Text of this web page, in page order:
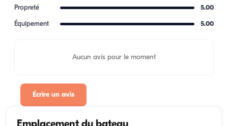
Propreté 5.00
Équipement 5.00
Aucun avis pour le moment
Écrire un avis